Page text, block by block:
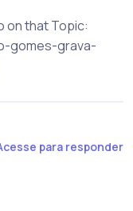
on that Topic:
gomes-grava-
para responder